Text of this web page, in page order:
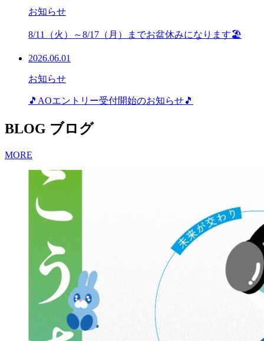
お知らせ
8/11（火）～8/17（月）までお盆休みになります🏖
2026.06.01
お知らせ
🎵AOエントリー受付開始のお知らせ🎵
BLOG ブログ
MORE